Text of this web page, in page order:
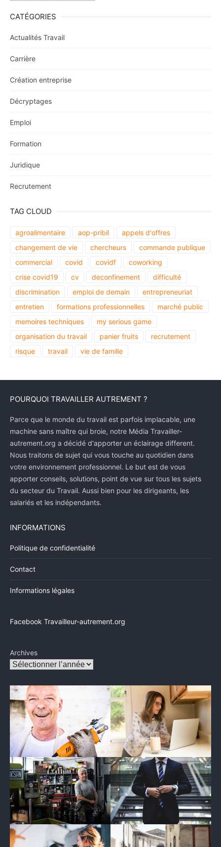
CATÉGORIES
Actualités Travail
Carrière
Création entreprise
Décryptages
Emploi
Formation
Juridique
Recrutement
TAG CLOUD
agroalimentaire aop-pribil
appels d'offres
changement de vie
chercheurs
commande publique
commercial
covid covidf
coworking
crise covid19
cv deconfinement
difficulté
discrimination
emploi de demain
entrepreneuriat
entretien
formations professionnelles
marché public
memoires techniques
my serious game
organisation du travail
panier fruits
recrutement
risque
travail vie de famille
POURQUOI TRAVAILLER AUTREMENT ?
Parce que le monde du travail est parfois implacable, une
machine sans maître qui broie, notre Média Travailler-
autrement.org a décidé d'apporter un éclairage different.
Nous traitons de sujet qui vous touche au quotidien dans
votre environnement professionnel. Le but est de vous
apporter conseils, solutions, point de vue sur tous les sujets
du secteur du Travail. Aussi bien pour les dirigeants, les
salariés et les indépendants.
INFORMATIONS
Politique de confidentialité
Contact
Informations légales
Facebook Travailleur-autrement.org
Archives